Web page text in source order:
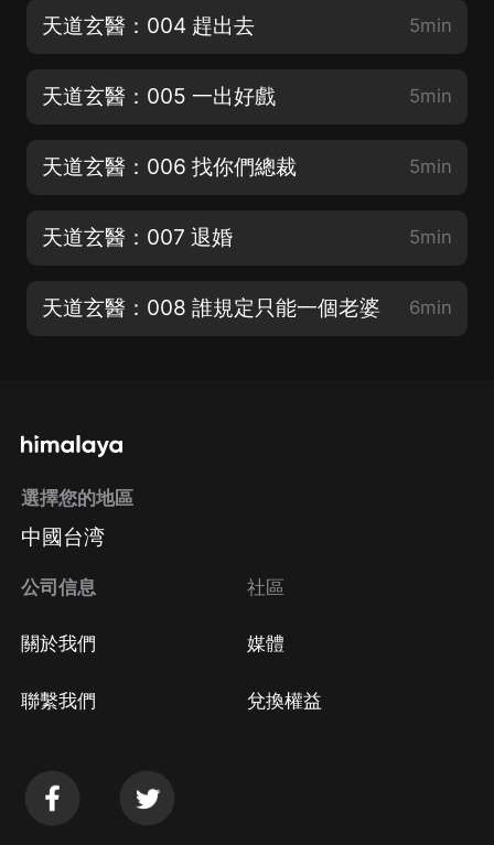
天道玄醫：004 趕出去 5min
天道玄醫：005 一出好戲 5min
天道玄醫：006 找你們總裁 5min
天道玄醫：007 退婚 5min
天道玄醫：008 誰規定只能一個老婆 6min
選擇您的地區
中國台湾
公司信息
關於我們
聯繫我們
社區
媒體
兌換權益